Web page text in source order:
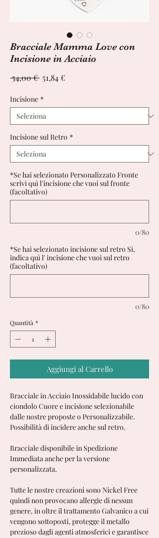
Bracciale Mamma Love con
Incisione in Acciaio
54,00 € Prezzo
51,84 €Prezzo
Incisione *
Incisione sul Retro *
*Se hai selezionato Personalizzato Fronte
scrivi quì l'incisione che vuoi sul fronte
(facoltativo)
0/80
*Se hai selezionato incisione sul retro Si,
indica quì l' incisione che vuoi sul retro
(facoltativo)
0/80
Quantità *
Aggiungi al Carrello
Bracciale in Acciaio Inossidabile lucido con
ciondolo Cuore e incisione selezionabile
dalle nostre proposte o Personalizzabile.
Possibilità di incidere anche sul retro.
Bracciale disponibile in Spedizione
Immediata anche per la versione
personalizzata.
Tutte le nostre creazioni sono Nickel Free
quindi non provocano allergie di nessun
genere, in oltre il trattamento Galvanico a cui
vengono sottoposti, protegge il metallo
prezioso dagli agenti atmosferici e garantisce